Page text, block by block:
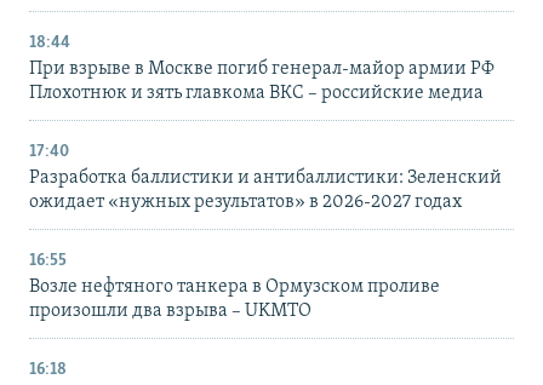
18:44
При взрыве в Москве погиб генерал-майор армии РФ
Плохотнюк и зять главкома ВКС – российские медиа
17:40
Разработка баллистики и антибаллистики: Зеленский
ожидает «нужных результатов» в 2026-2027 годах
16:55
Возле нефтяного танкера в Ормузском проливе
произошли два взрыва – UKMTO
16:18